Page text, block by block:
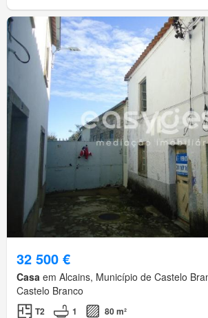
32 500 €
Casa em Alcains, Município de Castelo
Castelo Branco
T2 1
80 m²